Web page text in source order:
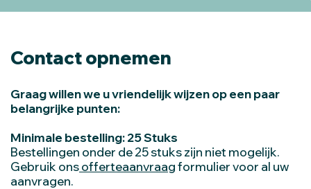
Contact opnemen
Graag willen we u vriendelijk wijzen op een paar
belangrijke punten:
Minimale bestelling: 25 Stuks
Bestellingen onder de 25 stuks zijn niet mogelijk.
Gebruik onsofferteaanvraagformulier voor al uw
aanvragen.